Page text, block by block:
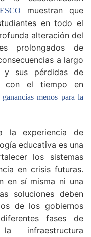
muestran que
en todo el
alteración del
prolongados de
a largo
sus pérdidas de
con el tiempo en
menos para la
la experiencia de
educativa es una
los sistemas
en crisis futuras.
en sí misma ni una
soluciones deben
de los gobiernos
fases de
infraestructura